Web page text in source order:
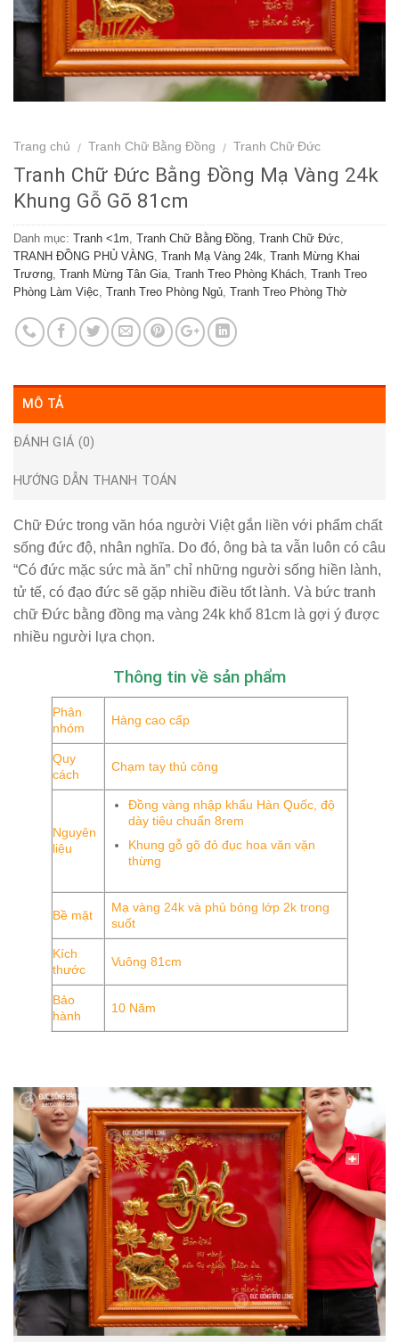
Trang chủ / Tranh Chữ Bằng Đồng / Tranh Chữ Đức
Tranh Chữ Đức Bằng Đồng Mạ Vàng 24k
Khung Gỗ Gõ 81cm
Danh mục: Tranh <1m Tranh Chữ Bằng Đồng Tranh Chữ Đức
TRANH ĐỒNG PHỦ VÀNG Tranh Mạ Vàng 24k Tranh Mừng Khai
Trương Tranh Mừng Tân Gia Tranh Treo Phòng Khách Tranh Treo
Phòng Làm Việc Tranh Treo Phòng Ngủ Tranh Treo Phòng Thờ
MÔ TẢ
ĐÁNH GIÁ (0)
HƯỚNG DẪN THANH TOÁN
Chữ Đức trong văn hóa người Việt gắn liền với phẩm chất
sống đức độ, nhân nghĩa. Do đó, ông bà ta vẫn luôn có câu
“Có đức mặc sức mà ăn” chỉ những người sống hiền lành,
tử tế, có đạo đức sẽ gặp nhiều điều tốt lành. Và bức tranh
chữ Đức bằng đồng mạ vàng 24k khổ 81cm là gợi ý được
nhiều người lựa chọn.
Thông tin về sản phẩm
Phân
nhóm
Hàng cao cấp
Quy
cách
Chạm tay thủ công
Nguyên
liệu
Đồng vàng nhập khẩu Hàn Quốc, độ
dày tiêu chuẩn 8rem
Khung gỗ gõ đỏ đục hoa văn vặn
thừng
Bề mặt
Mạ vàng 24k và phủ bóng lớp 2k trong
suốt
Kích
thước
Vuông 81cm
Bảo
hành
10 Năm